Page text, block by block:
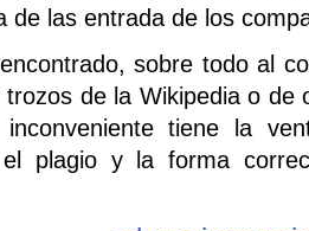
de las entrada de los
sobre todo al
trozos de la Wikipedia o de
inconveniente tiene la
el plagio y la forma